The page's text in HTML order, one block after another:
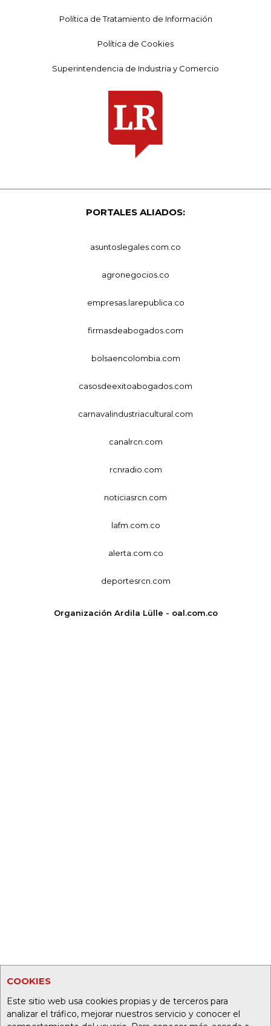
COOKIES
Este sitio web usa cookies propias y de terceros para
analizar el tráfico, mejorar nuestros servicio y conocer el
Política de Tratamiento de Información
Política de Cookies
Superintendencia de Industria y Comercio
PORTALES ALIADOS:
asuntoslegales.com.co
agronegocios.co
empresas.larepublica.co
firmasdeabogados.com
bolsaencolombia.com
casosdeexitoabogados.com
carnavalindustriacultural.com
canalrcn.com
rcnradio.com
noticiasrcn.com
lafm.com.co
alerta.com.co
deportesrcn.com
Organización Ardila Lülle - oal.com.co